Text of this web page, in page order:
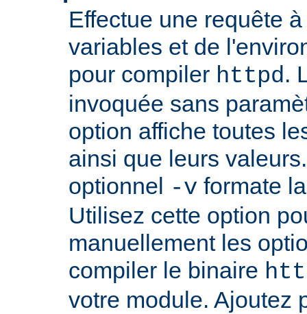
Effectue une requête
variables et de
pour compiler httpd.
invoquée sans
option affiche toutes
ainsi que leurs
optionnel -v formate
Utilisez cette option
manuellement les
compiler le binaire
votre module. Ajoutez